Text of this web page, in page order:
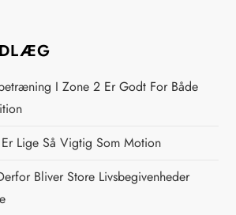
I Zone 2 Er Godt For Både
Lige Så Vigtig Som Motion
Bliver Store Livsbegivenheder